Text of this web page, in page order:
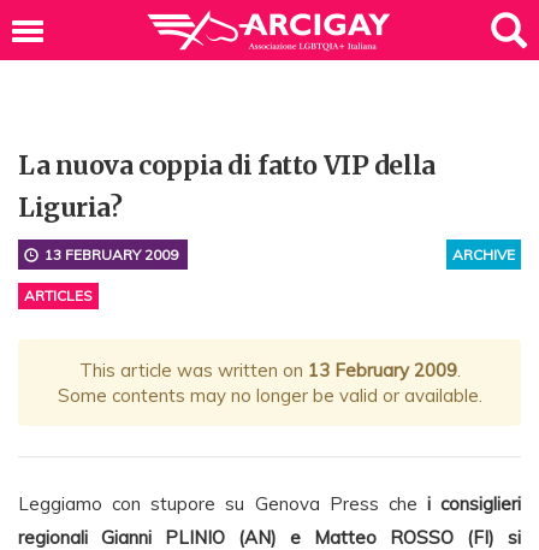
La nuova coppia di fatto VIP della
Liguria?
ARCHIVE
13 FEBRUARY 2009
ARTICLES
This article was written on 13 February 2009.
Some contents may no longer be valid or available.
Leggiamo con stupore su Genova Press che i consiglieri
regionali Gianni PLINIO (AN) e Matteo ROSSO (FI) si